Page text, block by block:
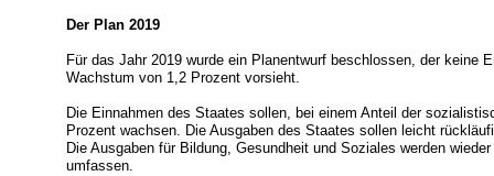
Der Plan 2019
Für das Jahr 2019 wurde ein Planentwurf beschlossen, der keine
Wachstum von 1,2 Prozent vorsieht.
Die Einnahmen des Staates sollen, bei einem Anteil der
Prozent wachsen. Die Ausgaben des Staates sollen leicht
Die Ausgaben für Bildung, Gesundheit und Soziales werden
umfassen.